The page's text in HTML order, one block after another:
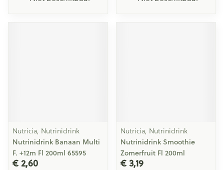
Nutricia, Nutrinidrink
Nutrinidrink Banaan Multi
F. +12m Fl 200ml 65595
€ 2,60
Nutricia, Nutrinidrink
Nutrinidrink Smoothie
Zomerfruit Fl 200ml
€ 3,19